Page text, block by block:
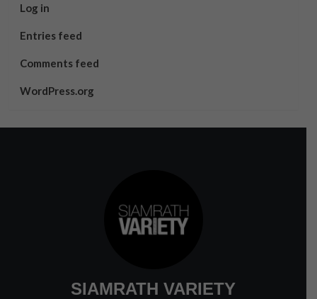
Log in
Entries feed
Comments feed
WordPress.org
SIAMRATH VARIETY